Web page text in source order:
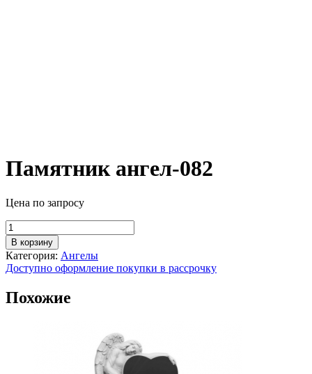
Памятник ангел-082
Цена по запросу
Количество
товара
Памятник
ангел-082
В корзину
Категория: Ангелы
Доступно оформление покупки в рассрочку
Похожие